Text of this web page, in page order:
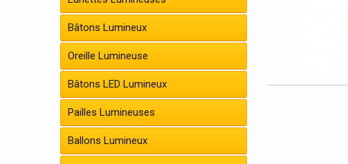
Bâtons Lumineux
Oreille Lumineuse
Bâtons LED Lumineux
Pailles Lumineuses
Ballons Lumineux